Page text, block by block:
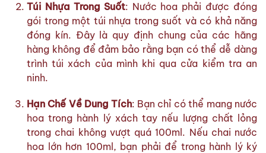
Túi Nhựa Trong Suốt: Nước hoa phải được đóng
gói trong một túi nhựa trong suốt và có khả năng
đóng kín. Đây là quy định chung của các hãng
hàng không để đảm bảo rằng bạn có thể dễ dàng
trình túi xách của mình khi qua cửa kiểm tra an
ninh.
Hạn Chế Về Dung Tích: Bạn chỉ có thể mang nước
hoa trong hành lý xách tay nếu lượng chất lỏng
trong chai không vượt quá 100ml. Nếu chai nước
hoa lớn hơn 100ml, bạn phải để trong hành lý ký